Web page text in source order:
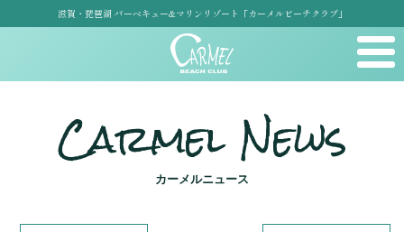
滋賀・琵琶湖 バーベキュー&マリンリゾート「カーメルビーチクラブ」
Carmel News
カーメルニュース